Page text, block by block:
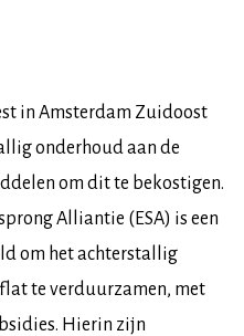
in Amsterdam Zuidoost
onderhoud aan de
om dit te bekostigen.
Alliantie (ESA) is een
om het achterstallig
te verduurzamen, met
Hierin zijn